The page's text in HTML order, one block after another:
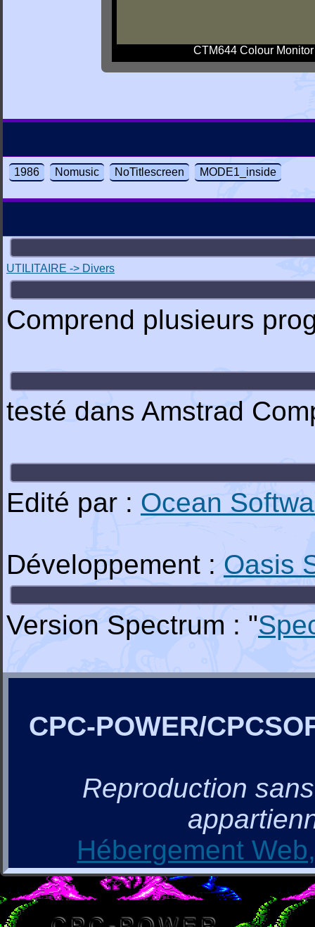
CTM644 Colour Monitor
1986 Nomusic NoTitlescreen MODE1_inside
UTILITAIRE -> Divers
Comprend plusieurs
testé dans Amstrad
Edité par : Ocean
Développement : Oasis
Version Spectrum : "
CPC-POWER/
Reproduction
Hébergement